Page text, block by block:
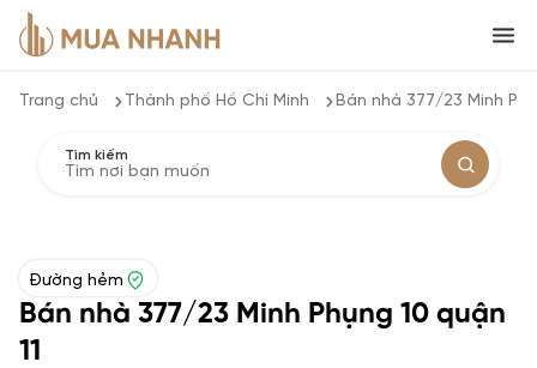
Trang chủ Thành phố Hồ Chí Minh Bán nhà 377/23 Minh
Tìm kiếm
Đường hẻm
Bán nhà 377/23 Minh Phụng 10 quận
11